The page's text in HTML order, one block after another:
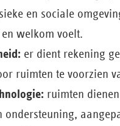
en sociale
welkom voelt.
er dient rekening
ruimten te voorzien
ruimten
ondersteuning,